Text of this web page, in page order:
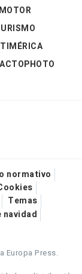
MOTOR
normativo
Temas
navidad
Europa Press.